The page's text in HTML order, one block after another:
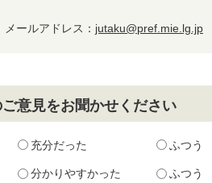
メールアドレス： jutaku@pref.mie.lg.jp
意見をお聞かせください
充分だった ふつう
分かりやすかった ふつう